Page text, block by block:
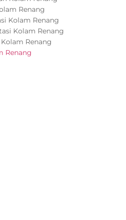
Renang
Kolam Renang
Kolam Renang
Renang
Renang